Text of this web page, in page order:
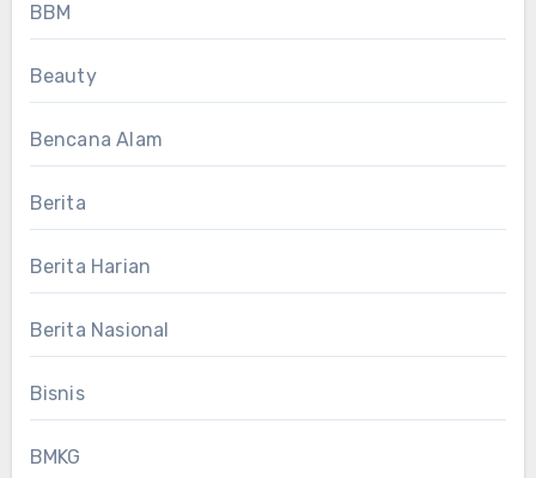
BBM
Beauty
Bencana Alam
Berita
Berita Harian
Berita Nasional
Bisnis
BMKG